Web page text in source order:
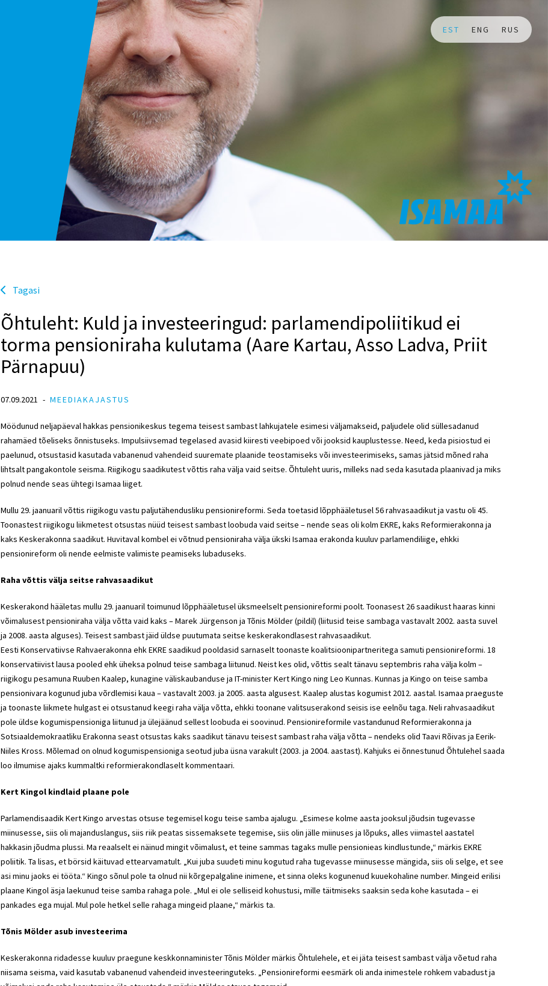
EST ENG RUS
Tagasi
Õhtuleht: Kuld ja investeeringud: parlamendipoliitikud ei
torma pensioniraha kulutama (Aare Kartau, Asso Ladva, Priit
Pärnapuu)
07.09.2021 MEEDIAKAJASTUS
Möödunud neljapäeval hakkas pensionikeskus tegema teisest sambast lahkujatele esimesi väljamakseid, paljudele olid süllesadanud
rahamäed tõeliseks õnnistuseks. Impulsiivsemad tegelased avasid kiiresti veebipoed või jooksid kauplustesse. Need, keda pisiostud ei
paelunud, otsustasid kasutada vabanenud vahendeid suuremate plaanide teostamiseks või investeerimiseks, samas jätsid mõned raha
lihtsalt pangakontole seisma. Riigikogu saadikutest võttis raha välja vaid seitse. Õhtuleht uuris, milleks nad seda kasutada plaanivad ja miks
polnud nende seas ühtegi Isamaa liiget.
Mullu 29. jaanuaril võttis riigikogu vastu paljutähendusliku pensionireformi. Seda toetasid lõpphääletusel 56 rahvasaadikut ja vastu oli 45.
Toonastest riigikogu liikmetest otsustas nüüd teisest sambast loobuda vaid seitse – nende seas oli kolm EKRE, kaks Reformierakonna ja
kaks Keskerakonna saadikut. Huvitaval kombel ei võtnud pensioniraha välja ükski Isamaa erakonda kuuluv parlamendiliige, ehkki
pensionireform oli nende eelmiste valimiste peamiseks lubaduseks.
Raha võttis välja seitse rahvasaadikut
Keskerakond hääletas mullu 29. jaanuaril toimunud lõpphääletusel üksmeelselt pensionireformi poolt. Toonasest 26 saadikust haaras kinni
võimalusest pensioniraha välja võtta vaid kaks – Marek Jürgenson ja Tõnis Mölder (pildil) (liitusid teise sambaga vastavalt 2002. aasta suvel
ja 2008. aasta alguses). Teisest sambast jäid üldse puutumata seitse keskerakondlasest rahvasaadikut.
Eesti Konservatiivse Rahvaerakonna ehk EKRE saadikud pooldasid sarnaselt toonaste koalitsioonipartneritega samuti pensionireformi. 18
konservatiivist lausa pooled ehk üheksa polnud teise sambaga liitunud. Neist kes olid, võttis sealt tänavu septembris raha välja kolm –
riigikogu pesamuna Ruuben Kaalep, kunagine väliskaubanduse ja IT-minister Kert Kingo ning Leo Kunnas. Kunnas ja Kingo on teise samba
pensionivara kogunud juba võrdlemisi kaua – vastavalt 2003. ja 2005. aasta algusest. Kaalep alustas kogumist 2012. aastal. Isamaa praeguste
ja toonaste liikmete hulgast ei otsustanud keegi raha välja võtta, ehkki toonane valitsuserakond seisis ise eelnõu taga. Neli rahvasaadikut
pole üldse kogumispensioniga liitunud ja ülejäänud sellest loobuda ei soovinud. Pensionireformile vastandunud Reformierakonna ja
Sotsiaaldemokraatliku Erakonna seast otsustas kaks saadikut tänavu teisest sambast raha välja võtta – nendeks olid Taavi Rõivas ja Eerik-
Niiles Kross. Mõlemad on olnud kogumispensioniga seotud juba üsna varakult (2003. ja 2004. aastast). Kahjuks ei õnnestunud Õhtulehel saada
loo ilmumise ajaks kummaltki reformierakondlaselt kommentaari.
Kert Kingol kindlaid plaane pole
Parlamendisaadik Kert Kingo arvestas otsuse tegemisel kogu teise samba ajalugu. „Esimese kolme aasta jooksul jõudsin tugevasse
miinusesse, siis oli majanduslangus, siis riik peatas sissemaksete tegemise, siis olin jälle miinuses ja lõpuks, alles viimastel aastatel
hakkasin jõudma plussi. Ma reaalselt ei näinud mingit võimalust, et teine sammas tagaks mulle pensionieas kindlustunde,“ märkis EKRE
poliitik. Ta lisas, et börsid käituvad ettearvamatult. „Kui juba suudeti minu kogutud raha tugevasse miinusesse mängida, siis oli selge, et see
asi minu jaoks ei tööta.“ Kingo sõnul pole ta olnud nii kõrgepalgaline inimene, et sinna oleks kogunenud kuuekohaline number. Mingeid erilisi
plaane Kingol äsja laekunud teise samba rahaga pole. „Mul ei ole selliseid kohustusi, mille täitmiseks saaksin seda kohe kasutada – ei
pankades ega mujal. Mul pole hetkel selle rahaga mingeid plaane,“ märkis ta.
Tõnis Mölder asub investeerima
Keskerakonna ridadesse kuuluv praegune keskkonnaminister Tõnis Mölder märkis Õhtulehele, et ei jäta teisest sambast välja võetud raha
niisama seisma, vaid kasutab vabanenud vahendeid investeeringuteks. „Pensionireformi eesmärk oli anda inimestele rohkem vabadust ja